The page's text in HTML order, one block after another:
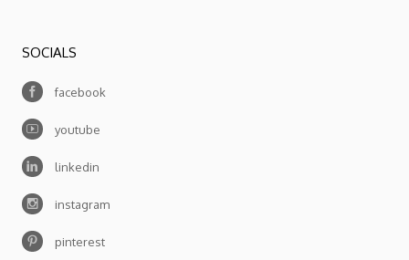
SOCIALS
facebook
youtube
linkedin
instagram
pinterest